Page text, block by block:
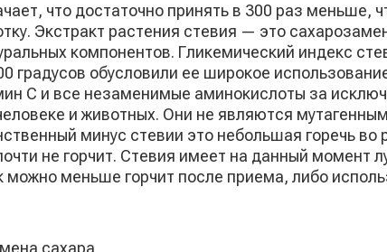
что достаточно принять в 300 раз меньше,
Экстракт растения стевия — это
компонентов. Гликемический индекс
градусов обусловили ее широкое
C и все незаменимые аминокислоты за
и животных. Они не являются
минус стевии это небольшая горечь во
не горчит. Стевия имеет на данный момент
меньше горчит после приема, либо